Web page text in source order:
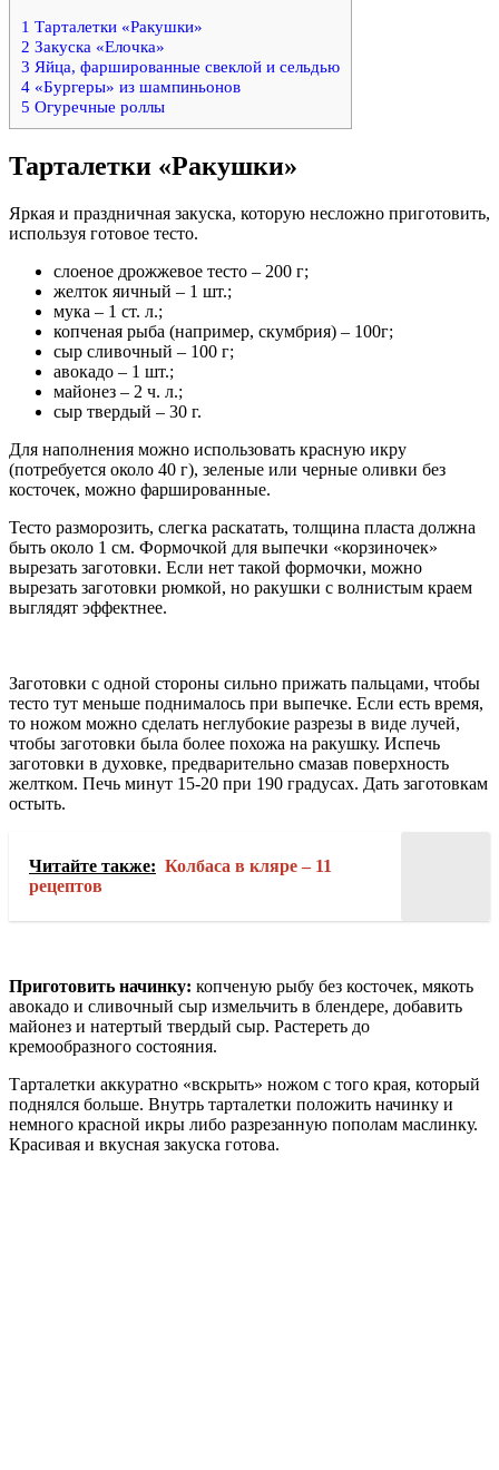
1 Тарталетки «Ракушки»
2 Закуска «Елочка»
3 Яйца, фаршированные свеклой и сельдью
4 «Бургеры» из шампиньонов
5 Огуречные роллы
Тарталетки «Ракушки»
Яркая и праздничная закуска, которую несложно приготовить,
используя готовое тесто.
слоеное дрожжевое тесто – 200 г;
желток яичный – 1 шт.;
мука – 1 ст. л.;
копченая рыба (например, скумбрия) – 100г;
сыр сливочный – 100 г;
авокадо – 1 шт.;
майонез – 2 ч. л.;
сыр твердый – 30 г.
Для наполнения можно использовать красную икру
(потребуется около 40 г), зеленые или черные оливки без
косточек, можно фаршированные.
Тесто разморозить, слегка раскатать, толщина пласта должна
быть около 1 см. Формочкой для выпечки «корзиночек»
вырезать заготовки. Если нет такой формочки, можно
вырезать заготовки рюмкой, но ракушки с волнистым краем
выглядят эффектнее.
Заготовки с одной стороны сильно прижать пальцами, чтобы
тесто тут меньше поднималось при выпечке. Если есть время,
то ножом можно сделать неглубокие разрезы в виде лучей,
чтобы заготовки была более похожа на ракушку. Испечь
заготовки в духовке, предварительно смазав поверхность
желтком. Печь минут 15-20 при 190 градусах. Дать заготовкам
остыть.
Читайте также: Колбаса в кляре – 11
рецептов
Приготовить начинку: копченую рыбу без косточек, мякоть
авокадо и сливочный сыр измельчить в блендере, добавить
майонез и натертый твердый сыр. Растереть до
кремообразного состояния.
Тарталетки аккуратно «вскрыть» ножом с того края, который
поднялся больше. Внутрь тарталетки положить начинку и
немного красной икры либо разрезанную пополам маслинку.
Красивая и вкусная закуска готова.